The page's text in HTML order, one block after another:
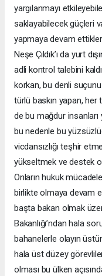
yargılanmayı
saklayabilecek güçleri
yapmaya devam
Neşe Çıldık’ı da yurt
adli kontrol talebini
korkan, bu denli
türlü baskın yapan,
de bu mağdur
bu nedenle bu
vicdansızlığı teşhir
yükseltmek ve destek
Onların hukuk
birlikte olmaya devam
başta bakan olmak
Bakanlığı’ndan hala
bahanelerle olayın
hala üst düzey
olması bu ülken